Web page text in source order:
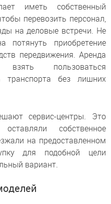
иметь собственный
перевозить персонал,
на деловые встречи. Не
потянуть приобретение
передвижения. Аренда
пользоваться
транспорта без лишних
сервис-центры. Это
собственное
на предоставленном
для подобной цели
вариант.